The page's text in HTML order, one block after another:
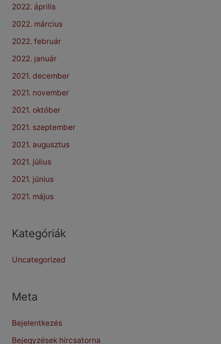
2022. április
2022. március
2022. február
2022. január
2021. december
2021. november
2021. október
2021. szeptember
2021. augusztus
2021. július
2021. június
2021. május
Kategóriák
Uncategorized
Meta
Bejelentkezés
Bejegyzések hírcsatorna